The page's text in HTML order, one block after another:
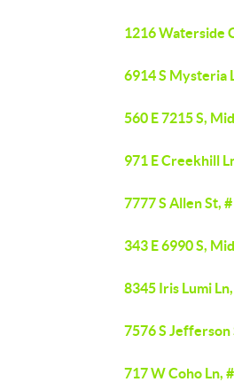
1216 Waterside
6914 S Mysteria
560 E 7215 S,
971 E Creekhill
7777 S Allen St,
343 E 6990 S,
8345 Iris Lumi
7576 S
717 W Coho Ln,